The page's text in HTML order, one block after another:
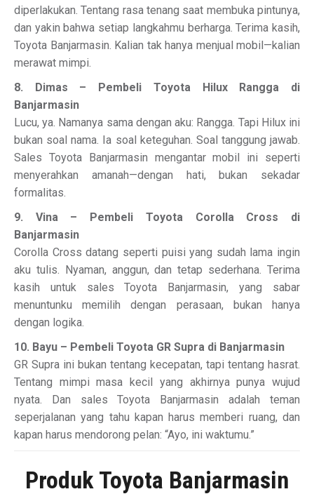
diperlakukan. Tentang rasa tenang saat membuka pintunya,
dan yakin bahwa setiap langkahmu berharga. Terima kasih,
Toyota Banjarmasin. Kalian tak hanya menjual mobil—kalian
merawat mimpi.
8. Dimas – Pembeli Toyota Hilux Rangga di
Banjarmasin
Lucu, ya. Namanya sama dengan aku: Rangga. Tapi Hilux ini
bukan soal nama. Ia soal keteguhan. Soal tanggung jawab.
Sales Toyota Banjarmasin mengantar mobil ini seperti
menyerahkan amanah—dengan hati, bukan sekadar
formalitas.
9. Vina – Pembeli Toyota Corolla Cross di
Banjarmasin
Corolla Cross datang seperti puisi yang sudah lama ingin
aku tulis. Nyaman, anggun, dan tetap sederhana. Terima
kasih untuk sales Toyota Banjarmasin, yang sabar
menuntunku memilih dengan perasaan, bukan hanya
dengan logika.
10. Bayu – Pembeli Toyota GR Supra di Banjarmasin
GR Supra ini bukan tentang kecepatan, tapi tentang hasrat.
Tentang mimpi masa kecil yang akhirnya punya wujud
nyata. Dan sales Toyota Banjarmasin adalah teman
seperjalanan yang tahu kapan harus memberi ruang, dan
kapan harus mendorong pelan: “Ayo, ini waktumu.”
Produk Toyota Banjarmasin